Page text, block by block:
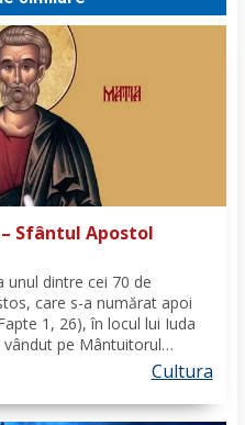
– Sfântul Apostol
unul dintre cei 70 de
care s-a numărat apoi
1, 26), în locul lui Iuda
pe Mântuitorul
Învierea şi Înălţarea la cer a
Cultura